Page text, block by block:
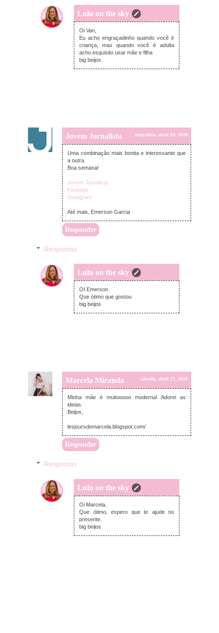
Lulu on the sky
quarta-feira, abril 24, 2019
Oi Van,
Eu acho engraçadinho quando você é
criança, mas quando você é adulta
acho esquisito usar mãe e filha
big beijos
Jovem Jornalista terça-feira, abril 23, 2019
Uma combinação mais bonita e interessante que
a outra.
Boa semana!
Jovem Jornalista
Fanpage
Instagram
Até mais, Emerson Garcia
Responder
Respostas
Lulu on the sky
quarta-feira, abril 24, 2019
OI Emerson
Que ótimo que gostou
big beijos
Marcela Miranda sábado, abril 27, 2019
Minha mãe é muitooooo moderna! Adorei as
ideias.
Beijos,
lesjoursdemarcela.blogspot.com/
Responder
Respostas
Lulu on the sky
domingo, abril 28, 2019
Oi Marcela,
Que ótimo, espero que te ajude no
presente.
big beijos